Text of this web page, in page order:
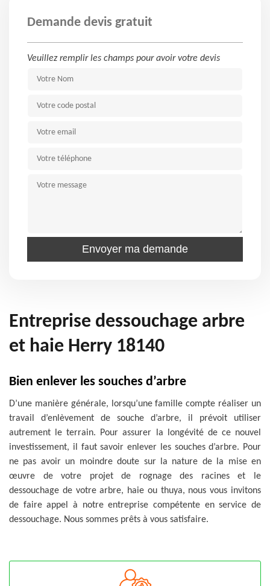
Demande devis gratuit
Veuillez remplir les champs pour avoir votre devis
Entreprise dessouchage arbre
et haie Herry 18140
Bien enlever les souches d’arbre
D’une manière générale, lorsqu’une famille compte réaliser un
travail d’enlèvement de souche d’arbre, il prévoit utiliser
autrement le terrain. Pour assurer la longévité de ce nouvel
investissement, il faut savoir enlever les souches d’arbre. Pour
ne pas avoir un moindre doute sur la nature de la mise en
œuvre de votre projet de rognage des racines et le
dessouchage de votre arbre, haie ou thuya, nous vous invitons
de faire appel à notre entreprise compétente en service de
dessouchage. Nous sommes prêts à vous satisfaire.